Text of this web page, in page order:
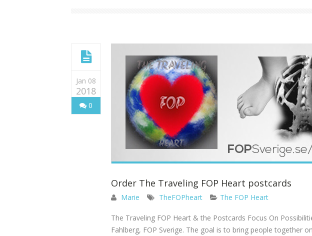
Jan 08
2018
0
Order The Traveling FOP Heart postcards
Marie TheFOPheart The FOP Heart
The Traveling FOP Heart & the Postcards Focus On
Fahlberg, FOP Sverige. The goal is to bring people together